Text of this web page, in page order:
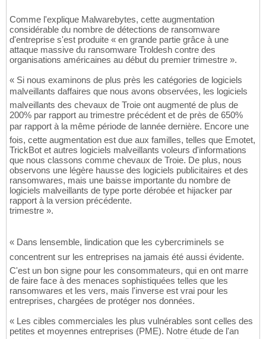
Comme l'explique Malwarebytes, cette augmentation
considérable du nombre de détections de ransomware
d'entreprise s'est produite « en grande partie grâce à une
attaque massive du ransomware Troldesh contre des
organisations américaines au début du premier trimestre ».
« Si nous examinons de plus près les catégories de logiciels
malveillants daffaires que nous avons observées, les logiciels
malveillants des chevaux de Troie ont augmenté de plus de
200% par rapport au trimestre précédent et de près de 650%
par rapport à la même période de lannée dernière. Encore une
fois, cette augmentation est due aux familles, telles que Emotet,
TrickBot et autres logiciels malveillants voleurs d'informations
que nous classons comme chevaux de Troie. De plus, nous
observons une légère hausse des logiciels publicitaires et des
ransomwares, mais une baisse importante du nombre de
logiciels malveillants de type porte dérobée et hijacker par
rapport à la version précédente.
trimestre ».
« Dans lensemble, lindication que les cybercriminels se
concentrent sur les entreprises na jamais été aussi évidente.
C'est un bon signe pour les consommateurs, qui en ont marre
de faire face à des menaces sophistiquées telles que les
ransomwares et les vers, mais l'inverse est vrai pour les
entreprises, chargées de protéger nos données.
« Les cibles commerciales les plus vulnérables sont celles des
petites et moyennes entreprises (PME). Notre étude de l'an